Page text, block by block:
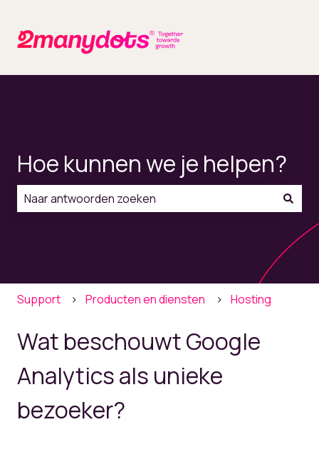
Hoe kunnen we je helpen?
Support Producten en diensten Hosting
Wat beschouwt Google
Analytics als unieke
bezoeker?